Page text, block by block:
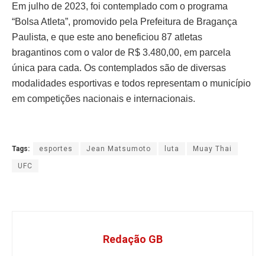
Em julho de 2023, foi contemplado com o programa
“Bolsa Atleta”, promovido pela Prefeitura de Bragança
Paulista, e que este ano beneficiou 87 atletas
bragantinos com o valor de R$ 3.480,00, em parcela
única para cada. Os contemplados são de diversas
modalidades esportivas e todos representam o município
em competições nacionais e internacionais.
Tags: esportes Jean Matsumoto luta Muay Thai
UFC
Redação GB